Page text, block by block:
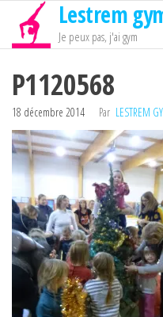
Passer
contenu
Lestrem
Je peux pas, j'ai gym
P1120568
18 décembre 2014 Par LESTREM